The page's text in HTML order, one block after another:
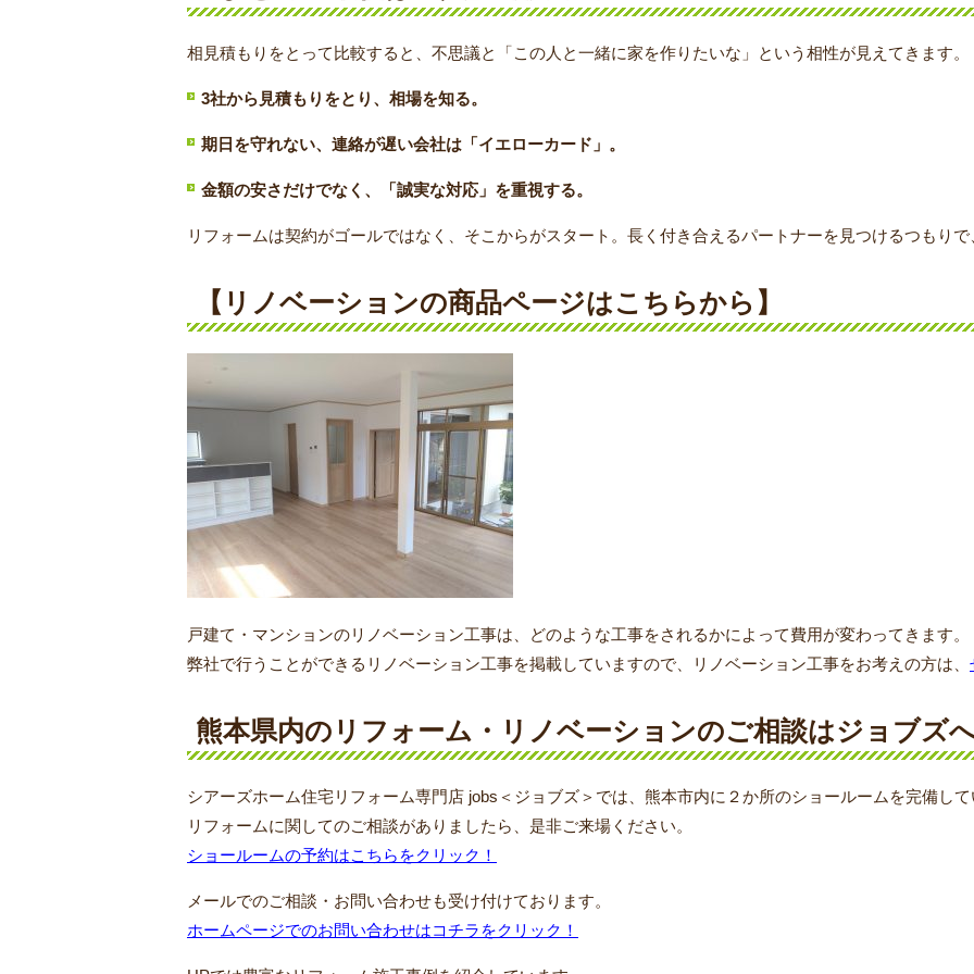
相見積もりをとって比較すると、不思議と「この人と一緒に家を作りたいな」という相性が見えてきます。
3社から見積もりをとり、相場を知る。
期日を守れない、連絡が遅い会社は「イエローカード」。
金額の安さだけでなく、「誠実な対応」を重視する。
リフォームは契約がゴールではなく、そこからがスタート。長く付き合えるパートナーを見つけるつもりで
【リノベーションの商品ページはこちらから】
戸建て・マンションのリノベーション工事は、どのような工事をされるかによって費用が変わってきます。
弊社で行うことができるリノベーション工事を掲載していますので、リノベーション工事をお考えの方は、
熊本県内のリフォーム・リノベーションのご相談はジョブズへ
シアーズホーム住宅リフォーム専門店 jobs＜ジョブズ＞では、熊本市内に２か所のショールームを完備して
リフォームに関してのご相談がありましたら、是非ご来場ください。
ショールームの予約はこちらをクリック！
メールでのご相談・お問い合わせも受け付けております。
ホームページでのお問い合わせはコチラをクリック！